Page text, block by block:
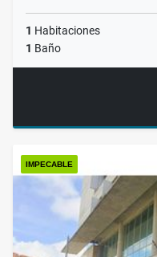
1 Habitaciones
1 Baño
IMPECABLE